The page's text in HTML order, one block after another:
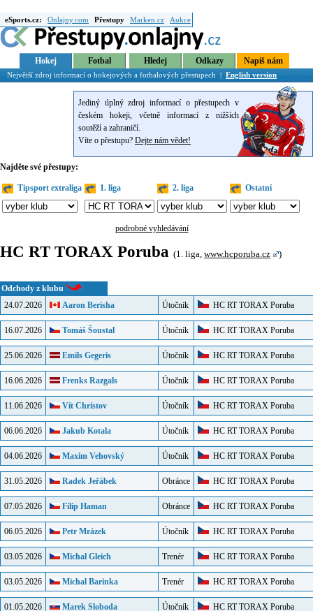
eSports.cz: Onlajny.com Přestupy Marken.cz Aukce
Hokej Fotbal Hledej Odkazy Napiš nám
Největší zdroj informací o hokejových a fotbalových přestupech | English version
Jediný úplný zdroj informací o přestupech v
českém hokeji, včetně informací z nižších
soutěží a zahraničí.
Víte o přestupu? Dejte nám vědet!
Najděte své přestupy:
Tipsport extraliga 1. liga 2. liga Ostatní
podrobné vyhledávání
HC RT TORAX Poruba (1. liga, www.hcporuba.cz )
Odchody z klubu
24.07.2026
Aaron Berisha Útočník HC RT TORAX Poruba
16.07.2026 Tomáš Šoustal Útočník HC RT TORAX Poruba
25.06.2026 Emils Gegeris Útočník HC RT TORAX Poruba
16.06.2026 Frenks Razgals Útočník HC RT TORAX Poruba
11.06.2026 Vít Christov Útočník HC RT TORAX Poruba
06.06.2026 Jakub Kotala Útočník HC RT TORAX Poruba
04.06.2026 Maxim Vehovský Útočník HC RT TORAX Poruba
31.05.2026 Radek Jeřábek Obránce HC RT TORAX Poruba
07.05.2026 Filip Haman Obránce HC RT TORAX Poruba
06.05.2026 Petr Mrázek Útočník HC RT TORAX Poruba
03.05.2026 Michal Gleich Trenér HC RT TORAX Poruba
03.05.2026 Michal Barinka Trenér HC RT TORAX Poruba
01.05.2026 Marek Sloboda Útočník HC RT TORAX Poruba